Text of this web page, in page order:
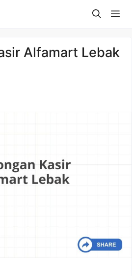
Alfamart Lebak